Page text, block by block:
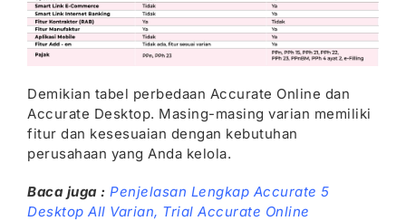
Demikian tabel perbedaan Accurate Online dan
Accurate Desktop. Masing-masing varian memiliki
fitur dan kesesuaian dengan kebutuhan
perusahaan yang Anda kelola.
Baca juga : Penjelasan Lengkap Accurate 5
Desktop All Varian, Trial Accurate Online